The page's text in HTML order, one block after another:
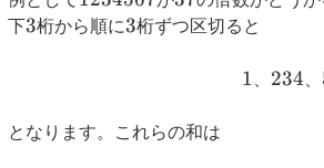
下3
3桁から順に3
3桁ずつ区切ると
1
1 、 234
234、
となります。これらの和は